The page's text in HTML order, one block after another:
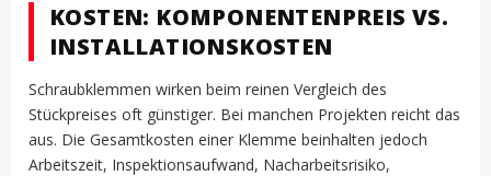
KOSTEN: KOMPONENTENPREIS VS.
INSTALLATIONSKOSTEN
Schraubklemmen wirken beim reinen Vergleich des
Stückpreises oft günstiger. Bei manchen Projekten reicht das
aus. Die Gesamtkosten einer Klemme beinhalten jedoch
Arbeitszeit, Inspektionsaufwand, Nacharbeitsrisiko,